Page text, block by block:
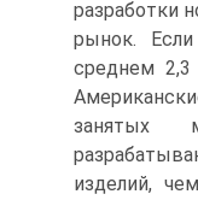
разработки
рынок.
среднем 2,3
занятых
изделий,